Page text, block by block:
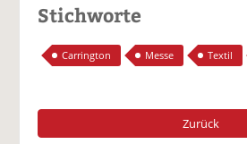
Stichworte
Carrington Messe Textil
Zurück